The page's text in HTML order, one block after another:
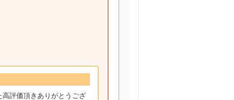
評価頂きありがとうござ